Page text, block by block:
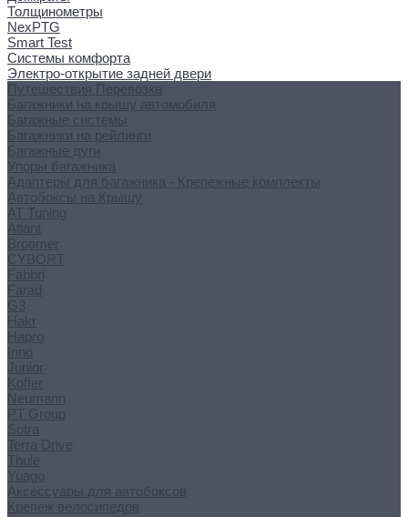
Толщинометры
NexPTG
Smart Test
Системы комфорта
Электро-открытие задней двери
Путешествия Перевозка
Багажники на крышу автомобиля
Багажные системы
Багажники на рейлинги
Багажные дуги
Упоры багажника
Адаптеры для багажника - Крепежные комплекты
Автобоксы на Крышу
AT Tuning
Atlant
Broomer
CYBORT
Fabbri
Farad
G3
Hakr
Hapro
Inno
Junior
Koffer
Neumann
PT Group
Sotra
Terra Drive
Thule
Yuago
Аксессуары для автобоксов
Крепеж велосипедов